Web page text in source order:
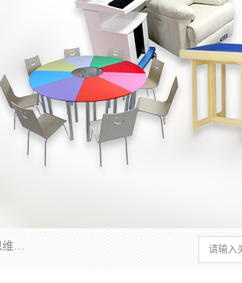
国科芯（北京）科技有限公司提供：心里沙盘、音乐放松椅、心理咨询室仪器、心理仪器、逻辑思维测试仪、皮肤电测试仪、双手协调器、双手协调测试仪、注意力集中测试仪等各种心理学仪器设备。